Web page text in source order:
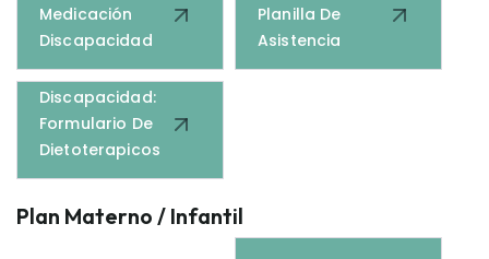
Medicación
Discapacidad
Planilla De
Asistencia
Discapacidad:
Formulario De
Dietoterapicos
Plan Materno / Infantil